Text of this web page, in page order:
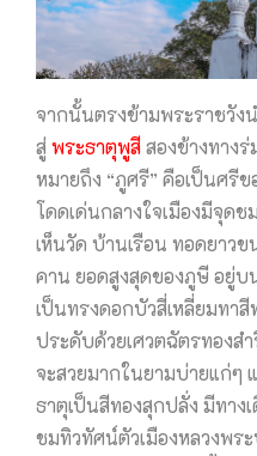
จากนั้นตรงข้ามพระราชวั
สู่ พระธาตุพูสีสองข้างทาง
หมายถึง “ภูศรี” คือเป็นศรีข
โดดเด่นกลางใจเมืองมีจุด
เห็นวัด บ้านเรือน ทอดยาว
คาน ยอดสูงสุดของภูษี อยู่
เป็นทรงดอกบัวสี่เหลี่ยมทา
ประดับด้วยเศวตฉัตรทองส
จะสวยมากในยามบ่ายแก่ๆ
ธาตุเป็นสีทองสุกปลั่ง มีทาง
ชมทิวทัศน์ตัวเมืองหลวงพระ